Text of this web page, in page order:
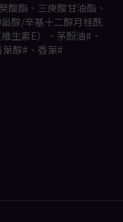
酸酯、三庚酸甘油酯、
醇/辛基十二醇月桂酰
生素E）、茅酚油#、
醇#、香葉#